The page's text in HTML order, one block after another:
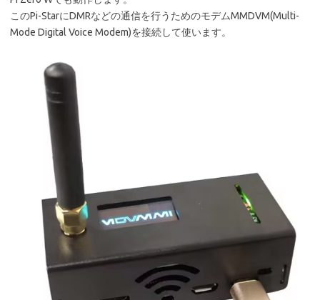
このPi-StarにDMRなどの通信を行うためのモデムMMDVM(Multi-
Mode Digital Voice Modem)を接続して使います。